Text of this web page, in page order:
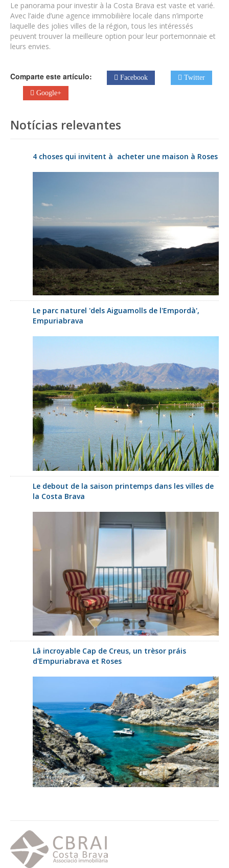
Le panorama pour investir à la Costa Brava est vaste et varié.
Avec l’aide d’une agence immobilière locale dans n’importe
laquelle des jolies villes de la région, tous les intéressés
peuvent trouver la meilleure option pour leur portemonnaie et
leurs envies.
Comparte este artículo: Facebook Twitter
Google+
Notícias relevantes
4 choses qui invitent à acheter une maison à Roses
Le parc naturel 'dels Aiguamolls de l'Empordà',
Empuriabrava
Le debout de la saison printemps dans les villes de
la Costa Brava
Lâ incroyable Cap de Creus, un trèsor práis
d'Empuriabrava et Roses